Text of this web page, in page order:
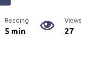
Reading
5 min
Views
27